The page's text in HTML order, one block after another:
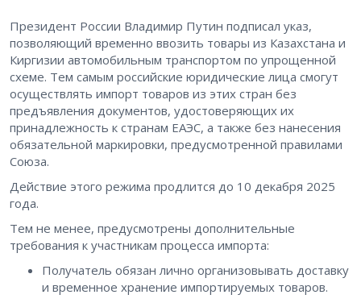
Президент России Владимир Путин подписал указ,
позволяющий временно ввозить товары из Казахстана и
Киргизии автомобильным транспортом по упрощенной
схеме. Тем самым российские юридические лица смогут
осуществлять импорт товаров из этих стран без
предъявления документов, удостоверяющих их
принадлежность к странам ЕАЭС, а также без нанесения
обязательной маркировки, предусмотренной правилами
Союза.
Действие этого режима продлится до 10 декабря 2025
года.
Тем не менее, предусмотрены дополнительные
требования к участникам процесса импорта:
Получатель обязан лично организовывать доставку
и временное хранение импортируемых товаров.